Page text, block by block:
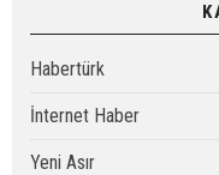
Habertürk
İnternet Haber
Yeni Asır